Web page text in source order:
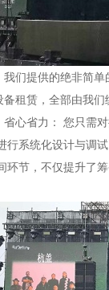
们提供的绝非简
租赁，全部由我们
心省力： 您只需
行系统化设计与调
节，不仅提升了